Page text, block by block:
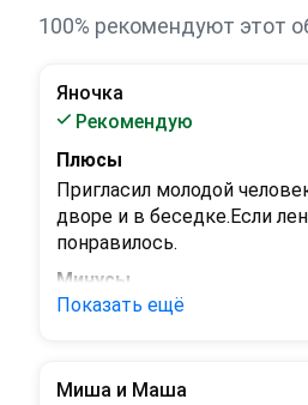
100% рекомендуют этот
Яночка
Рекомендую
Плюсы
Пригласил молодой
дворе и в беседке.Если
понравилось.
Минусы
нет
Показать ещё
Миша и Маша